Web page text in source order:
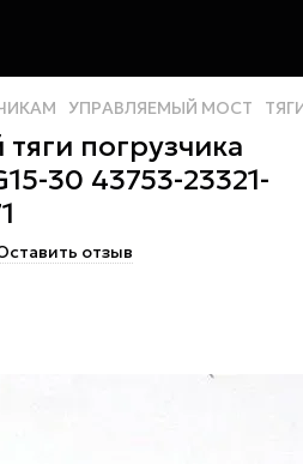
УПРАВЛЯЕМЫЙ МОСТ
погрузчика
30 43753-23321-
отзыв